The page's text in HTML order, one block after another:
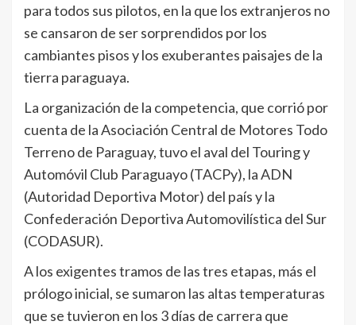
para todos sus pilotos, en la que los extranjeros no
se cansaron de ser sorprendidos por los
cambiantes pisos y los exuberantes paisajes de la
tierra paraguaya.
La organización de la competencia, que corrió por
cuenta de la Asociación Central de Motores Todo
Terreno de Paraguay, tuvo el aval del Touring y
Automóvil Club Paraguayo (TACPy), la ADN
(Autoridad Deportiva Motor) del país y la
Confederación Deportiva Automovilística del Sur
(CODASUR).
A los exigentes tramos de las tres etapas, más el
prólogo inicial, se sumaron las altas temperaturas
que se tuvieron en los 3 días de carrera que